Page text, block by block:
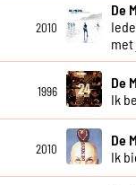
2010
De
met
1996
De
Ik
2010
De
Ik